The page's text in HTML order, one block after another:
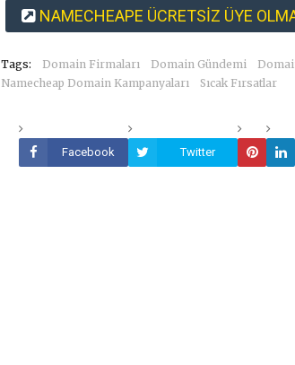
NAMECHEAPE ÜCRETSİZ ÜYE
Tags: Domain Firmaları Domain Gündemi
Namecheap Domain Kampanyaları
Sıcak Fırsatlar
Facebook Twitter